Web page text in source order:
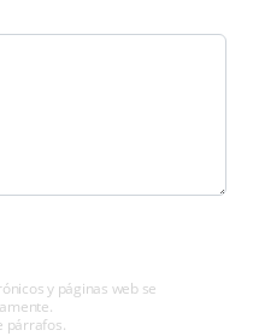
y páginas web se
párrafos.